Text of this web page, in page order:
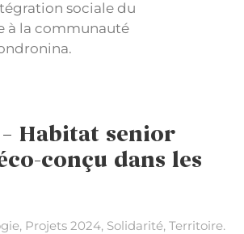
sociale du
à la communauté
– Habitat senior
conçu dans les
, Projets 2024, Solidarité, Territoire.